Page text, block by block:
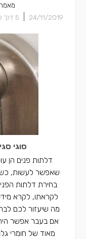
24/11/2019
5 דק'
סוגי
דלתות פנים הן
שאפשר לעשות,
בחירת דלתות
לקראתו, לקרא
מה שיעזור לכם
אם בעבר אפשר היה
מאוד של חומרי